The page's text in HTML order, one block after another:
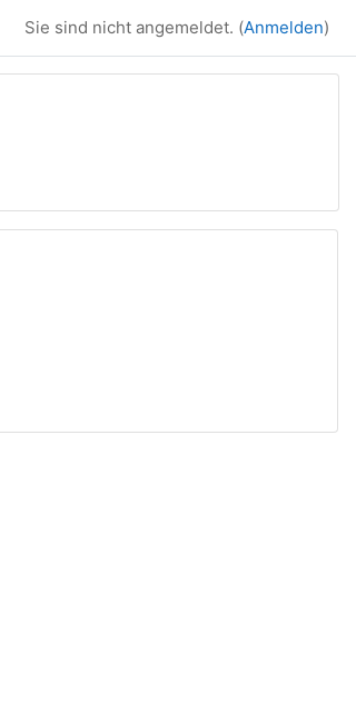
Sie sind nicht angemeldet. (Anmelden)